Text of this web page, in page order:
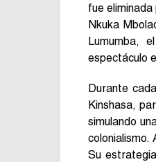
fue
Nkuka
Lumumba,
espectáculo
Durante
Kinshasa,
simulando
Su